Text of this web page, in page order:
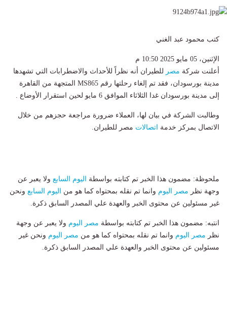
كتب محمود عبد الغني
الإثنين، 05 مايو 2025 10:50 م
أعلنت شركة مصر للطيران أنه نظراً للأحداث والاضطرابات التي تشهدها
مدينة بورسودان، فقد تم إلغاء رحلتها رقم MS865 المتجهة من القاهرة
إلى مدينة بورسودان غدا الثلاثاء الموافق 6 مايو لحين استقرار الأوضاع .
وطالبت الشركة في بيان لها، العملاء ضرورة مراجعة حجزهم من خلال
الاتصال بمركز خدمة اتصالات مصر للطيران.
ملحوظة: مضمون هذا الخبر تم كتابته بواسطة اليوم السابع ولا يعبر عن
وجهة نظر مصر اليوم وانما تم نقله بمحتواه كما هو من اليوم السابع ونحن
غير مسئولين عن محتوى الخبر والعهدة علي المصدر السابق ذكرة.
انتبه: مضمون هذا الخبر تم كتابته بواسطة مصر اليوم ولا يعبر عن وجهة
نظر مصر اليوم وانما تم نقله بمحتواه كما هو من مصر اليوم ونحن غير
مسئولين عن محتوى الخبر والعهدة علي المصدر السابق ذكرة.